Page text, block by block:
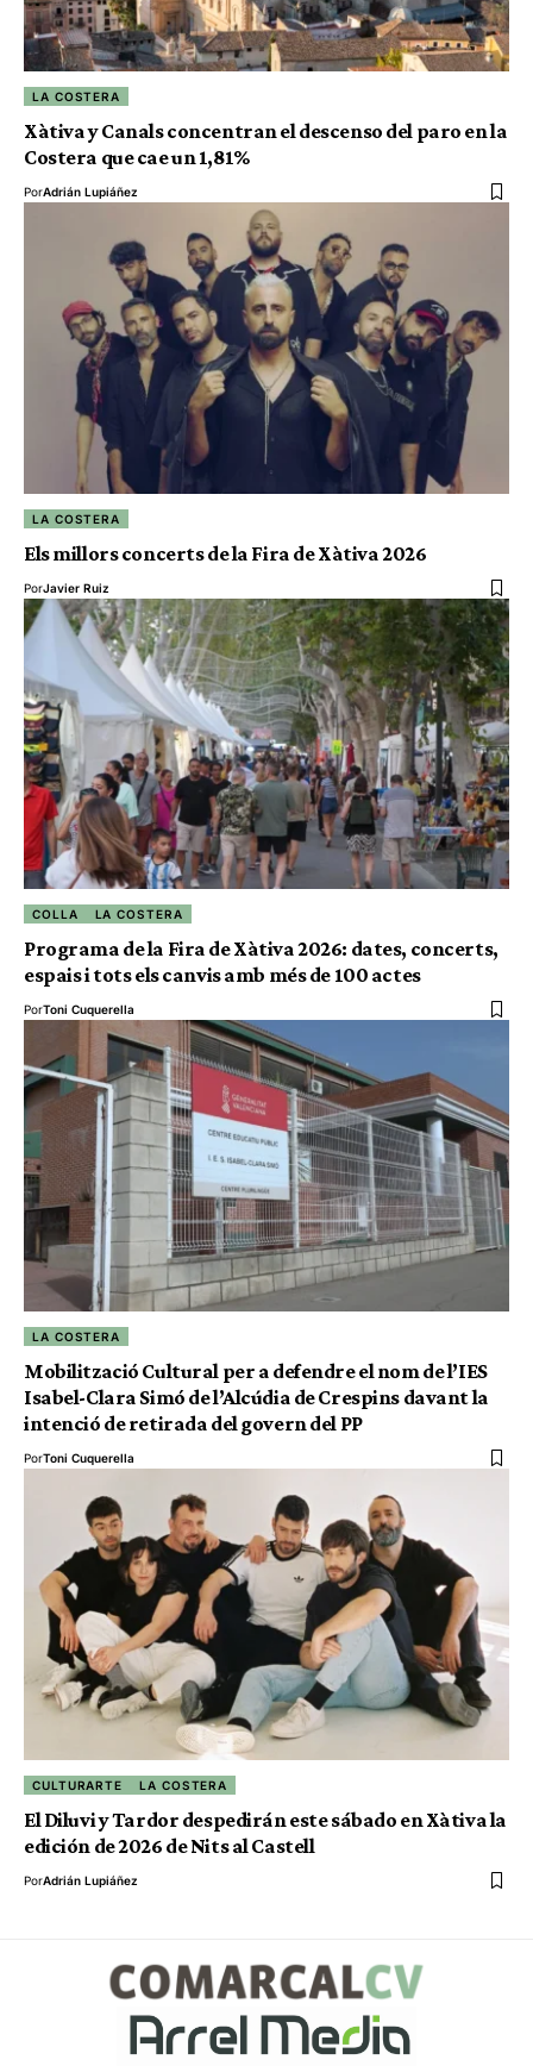
LA COSTERA
Xàtiva y Canals concentran el descenso del paro en la
Costera que cae un 1,81%
PorAdrián Lupiáñez
LA COSTERA
Els millors concerts de la Fira de Xàtiva 2026
PorJavier Ruiz
COLLA LA COSTERA
Programa de la Fira de Xàtiva 2026: dates, concerts,
espais i tots els canvis amb més de 100 actes
PorToni Cuquerella
LA COSTERA
Mobilització Cultural per a defendre el nom de l’IES
Isabel-Clara Simó de l’Alcúdia de Crespins davant la
intenció de retirada del govern del PP
PorToni Cuquerella
CULTURARTE LA COSTERA
El Diluvi y Tardor despedirán este sábado en Xàtiva la
edición de 2026 de Nits al Castell
PorAdrián Lupiáñez